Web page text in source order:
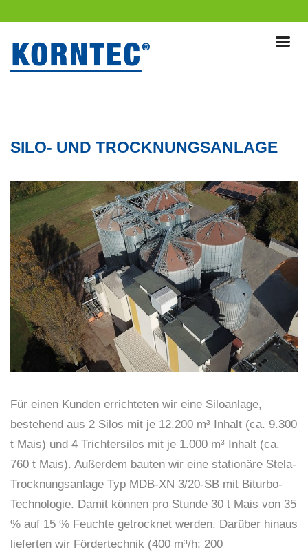
SILO- UND TROCKNUNGSANLAGE
Für einen Kunden errichteten wir eine Siloanlage,
bestehend aus 2 Silos mit je 12.200 m³ Inhalt (ca. 9.300
t Mais) und 4 Trichtersilos mit je 1.000 m³ Inhalt (ca.
760 t Mais). Außerdem bauten wir eine stationäre Stela-
Trocknungsanlage Typ MDB-XN 3/20-SB mit Biturbo-
Technologie. Damit können pro Stunde 30 t Mais von 35
% auf 15 % Feuchte getrocknet werden. Darüber hinaus
lieferten wir Fördertechnik (400 m³/h; 200